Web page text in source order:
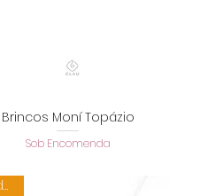
Visualização rápida
Brincos Moní Topázio
Sob Encomenda
Novidade